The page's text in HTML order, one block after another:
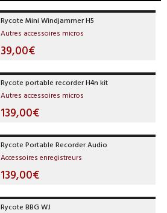
Rycote Mini Windjammer H5
Autres accessoires micros
39,00€
Rycote portable recorder H4n kit
Autres accessoires micros
139,00€
Rycote Portable Recorder Audio
Accessoires enregistreurs
139,00€
Rycote BBG WJ